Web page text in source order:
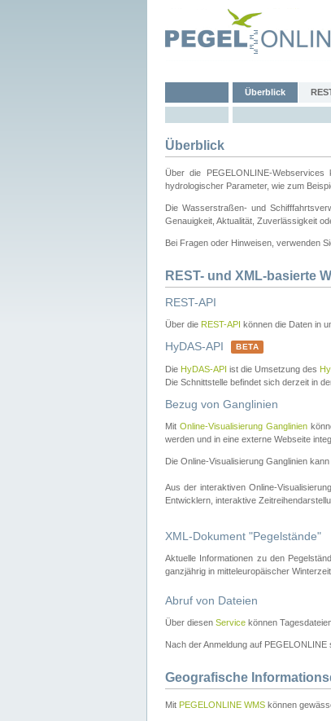
Überblick
Überblick
Über die PEGELONLINE-
hydrologischer Parameter, wie zum
Die Wasserstraßen- und
Genauigkeit, Aktualität, Zuverlässigkeit
Bei Fragen oder Hinweisen, verwenden
REST- und XML-basierte
REST-API
Über die REST-API können die Daten in
HyDAS-API BETA
Die HyDAS-API ist die Umsetzung des
Die Schnittstelle befindet sich derzeit in
Bezug von Ganglinien
MitOnline-Visualisierung Ganglinien
werden und in eine externe Webseite
Die Online-Visualisierung Ganglinien kann
Aus der interaktiven Online-
Entwicklern, interaktive
XML-Dokument "Pegelstände"
Aktuelle Informationen zu den
ganzjährig in mitteleuropäischer
Abruf von Dateien
Über diesen Service können
Nach der Anmeldung auf
Geografische
Mit PEGELONLINE WMS können